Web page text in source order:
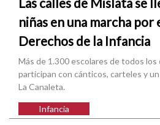
niñas en una marcha por
Derechos de la Infancia
Más de 1.300 escolares de todos
participan con cánticos, carteles y
La Canaleta.
Infancia